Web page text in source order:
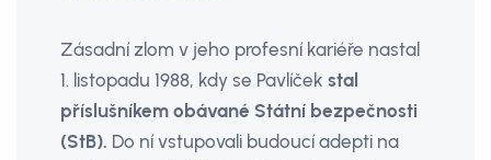
Zásadní zlom v jeho profesní kariéře nastal
1. listopadu 1988, kdy se Pavlíček stal
příslušníkem obávané Státní bezpečnosti
(StB). Do ní vstupovali budoucí adepti na